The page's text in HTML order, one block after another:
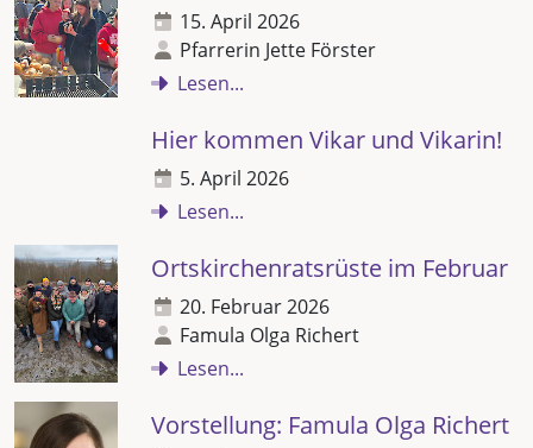
15. April 2026
Pfarrerin Jette Förster
Lesen...
Hier kommen Vikar und Vikarin!
5. April 2026
Lesen...
Ortskirchenratsrüste im Februar
20. Februar 2026
Famula Olga Richert
Lesen...
Vorstellung: Famula Olga Richert